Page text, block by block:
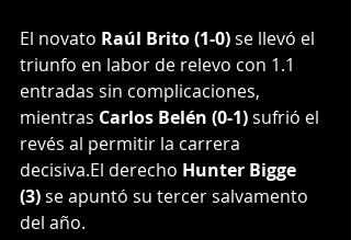
El novato Raúl Brito (1-0) se llevó el
triunfo en labor de relevo con 1.1
entradas sin complicaciones,
mientras Carlos Belén (0-1) sufrió el
revés al permitir la carrera
decisiva.El derecho Hunter Bigge
(3) se apuntó su tercer salvamento
del año.